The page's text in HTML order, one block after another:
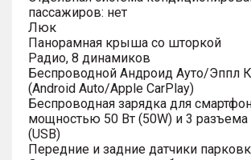
пассажиров: нет
Люк
Панорамная крыша со шторкой
Радио, 8 динамиков
Беспроводной Андроид Ауто/Эппл
(Android Auto/Apple CarPlay)
Беспроводная зарядка для
мощностью 50 Вт (50W) и 3
(USB)
Передние и задние датчики